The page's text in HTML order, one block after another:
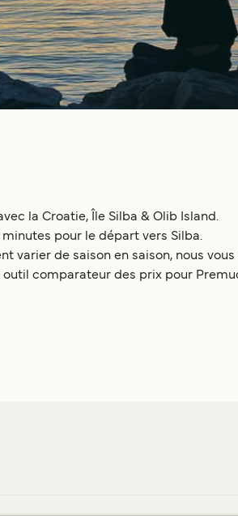
la Croatie, Île Silba & Olib Island.
pour le départ vers Silba.
varier de saison en saison, nous
comparateur des prix pour